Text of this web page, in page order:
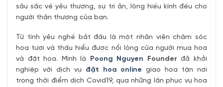
sâu sắc về yêu thương, sự tri ân, lòng hiếu kính đếu cho
người thân thương của bạn.
Từ tình yêu nghề bắt đầu là một nhân viên chăm sóc
hoa tươi và thấu hiểu được nổi lòng của người mua hoa
và đặt hoa. Mình là
Poong Nguyen Founder đã khởi
nghiệp với dịch vụ đặt hoa online giao hoa tận nơi
trong thời điểm dịch Covid19, qua những lần phục vụ hoa